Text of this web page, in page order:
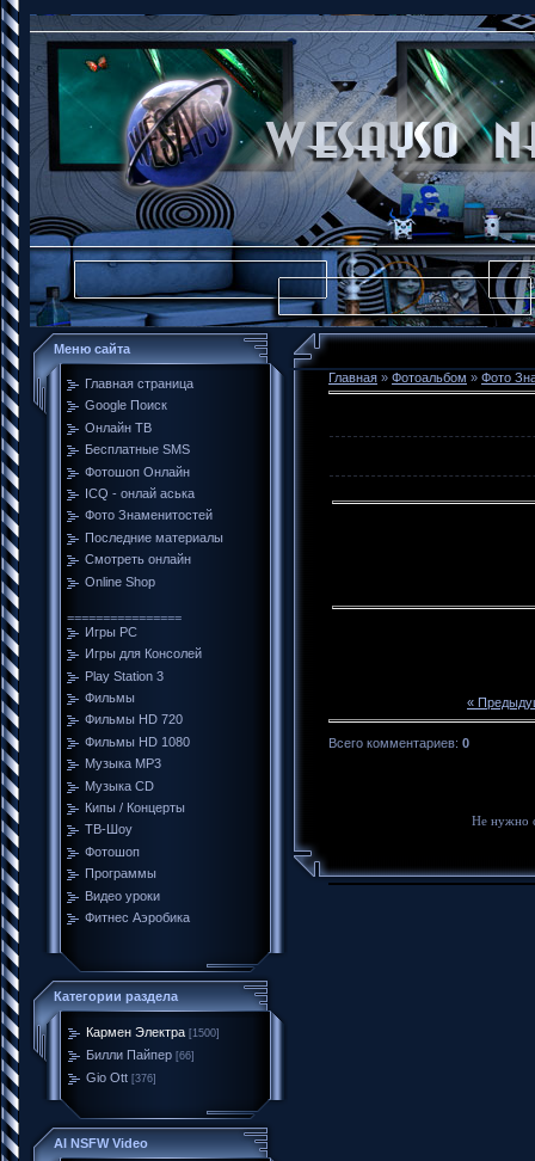
Меню сайта
Главная страница
Google Поиск
Онлайн ТВ
Бесплатные SMS
Фотошоп Онлайн
ICQ - онлай аська
Фото Знаменитостей
Последние материалы
Смотреть онлайн
Online Shop
================
Игры PC
Игры для Консолей
Play Station 3
Фильмы
Фильмы HD 720
Фильмы HD 1080
Музыка MP3
Музыка CD
Кипы / Концерты
ТВ-Шоу
Фотошоп
Программы
Видео уроки
Фитнес Аэробика
Категории раздела
Кармен Электра [1500]
Билли Пайпер [66]
Gio Ott [376]
AI NSFW Video
Главная » Фотоальбом » Фото
«
Всего комментариев: 0
Не нужно